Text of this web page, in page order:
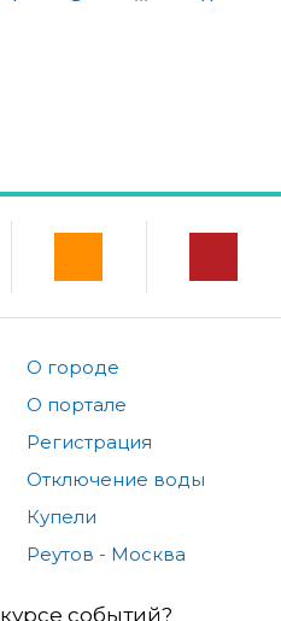
О городе
О портале
Регистрация
Отключение воды
Купели
Реутов - Москва
событий?